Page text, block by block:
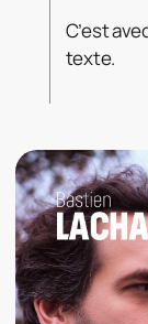
C’est
texte.